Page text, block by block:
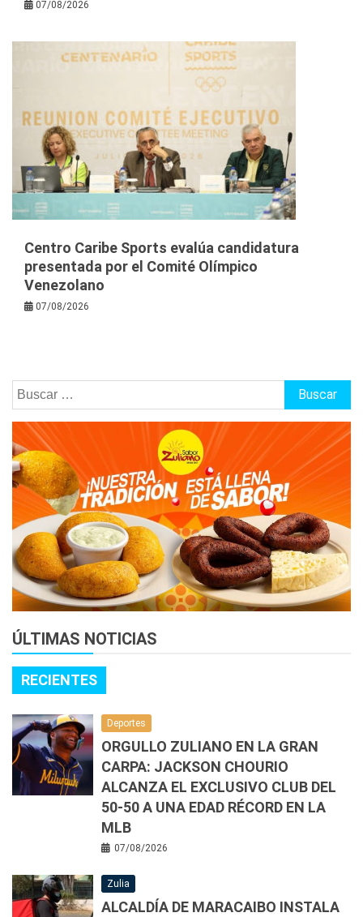
07/08/2026
Centro Caribe Sports evalúa candidatura
presentada por el Comité Olímpico
Venezolano
07/08/2026
Buscar:
ÚLTIMAS NOTICIAS
RECIENTES
Deportes
ORGULLO ZULIANO EN LA GRAN
CARPA: JACKSON CHOURIO
ALCANZA EL EXCLUSIVO CLUB DEL
50-50 A UNA EDAD RÉCORD EN LA
MLB
07/08/2026
Zulia
ALCALDÍA DE MARACAIBO INSTALA